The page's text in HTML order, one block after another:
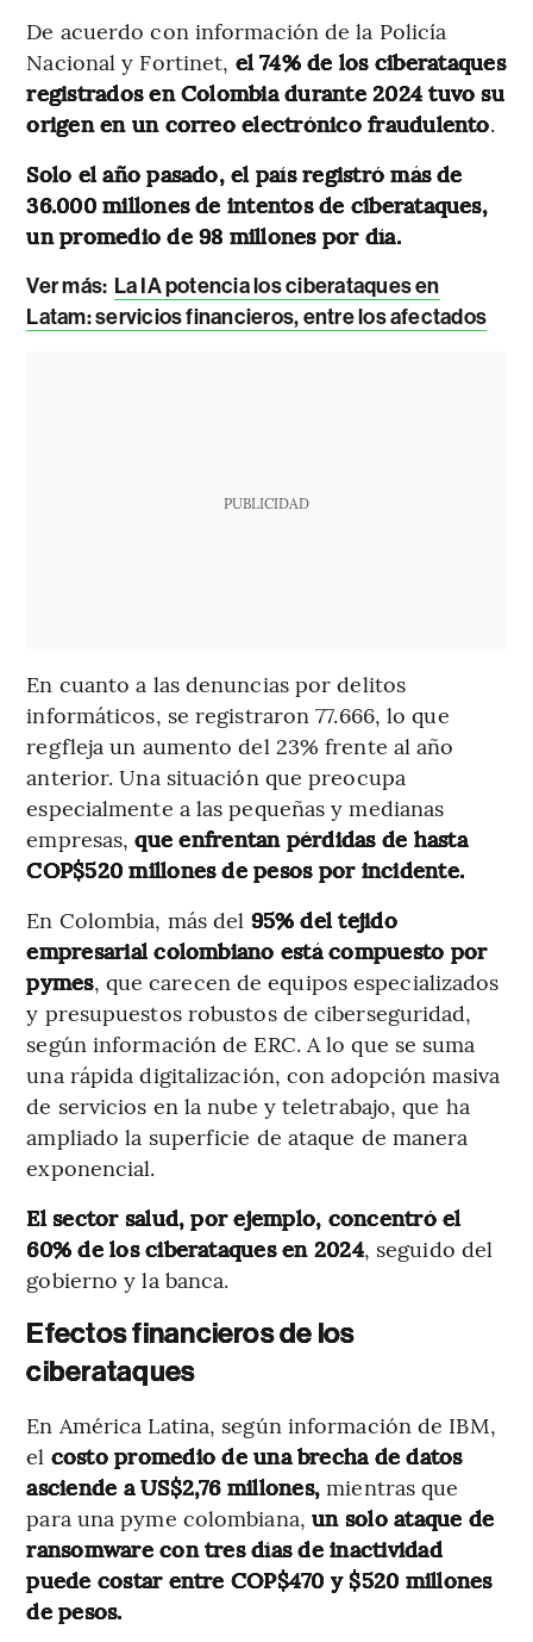
De acuerdo con información de la Policía
Nacional y Fortinet, el 74% de los ciberataques
registrados en Colombia durante 2024 tuvo su
origen en un correo electrónico fraudulento.
Solo el año pasado, el país registró más de
36.000 millones de intentos de ciberataques,
un promedio de 98 millones por día.
Ver más: La IA potencia los ciberataques en
Latam: servicios financieros, entre los afectados
PUBLICIDAD
En cuanto a las denuncias por delitos
informáticos, se registraron 77.666, lo que
regfleja un aumento del 23% frente al año
anterior. Una situación que preocupa
especialmente a las pequeñas y medianas
empresas,que enfrentan pérdidas de hasta
COP$520 millones de pesos por incidente.
En Colombia, más del 95% del tejido
empresarial colombiano está compuesto por
pymes, que carecen de equipos especializados
y presupuestos robustos de ciberseguridad,
según información de ERC. A lo que se suma
una rápida digitalización, con adopción masiva
de servicios en la nube y teletrabajo, que ha
ampliado la superficie de ataque de manera
exponencial.
El sector salud, por ejemplo, concentró el
60% de los ciberataques en 2024, seguido del
gobierno y la banca.
Efectos financieros de los
ciberataques
En América Latina, según información de IBM,
el costo promedio de una brecha de datos
asciende a US$2,76 millones, mientras que
para una pyme colombiana, un solo ataque de
ransomware con tres días de inactividad
puede costar entre COP$470 y $520 millones
de pesos.